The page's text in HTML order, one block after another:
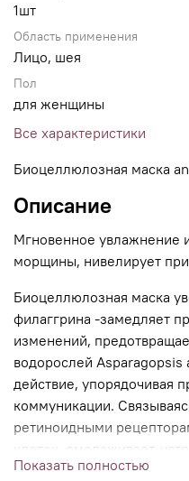
1шт
Область применения
Лицо, шея
Пол
для женщины
Все характеристики
Биоцеллюлозная маска
Описание
Мгновенное увлажнение
морщины, нивелирует
Биоцеллюлозная маска
филаггрина -замедляет
изменений,
водорослей Asparagopsis
действие, упорядочивая
коммуникации.
ретиноидными
клеток, омолаживает,
Проявляет А-витаминную
Показать полностью